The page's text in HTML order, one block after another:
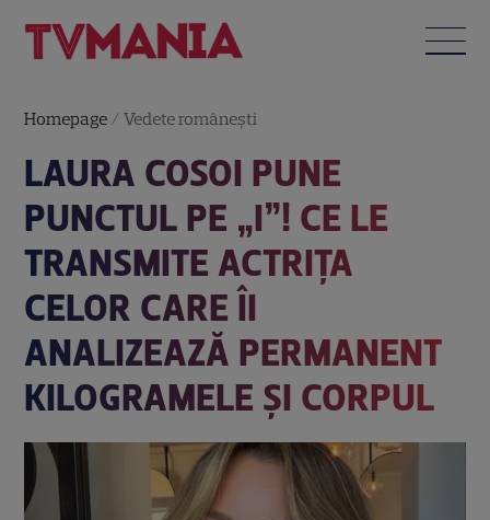
Homepage /Vedete româneşti
LAURA COSOI PUNE
PUNCTUL PE „I”! CE LE
TRANSMITE ACTRIȚA
CELOR CARE ÎI
ANALIZEAZĂ PERMANENT
KILOGRAMELE ȘI CORPUL